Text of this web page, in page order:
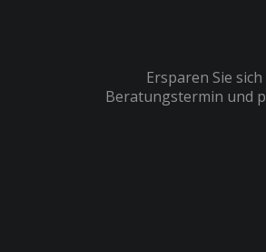
Ersparen Sie
Beratungstermin und